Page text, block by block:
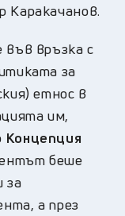
Каракачанов.
във връзка с
за
етнос в
им,
Концепция
беше
за
а през